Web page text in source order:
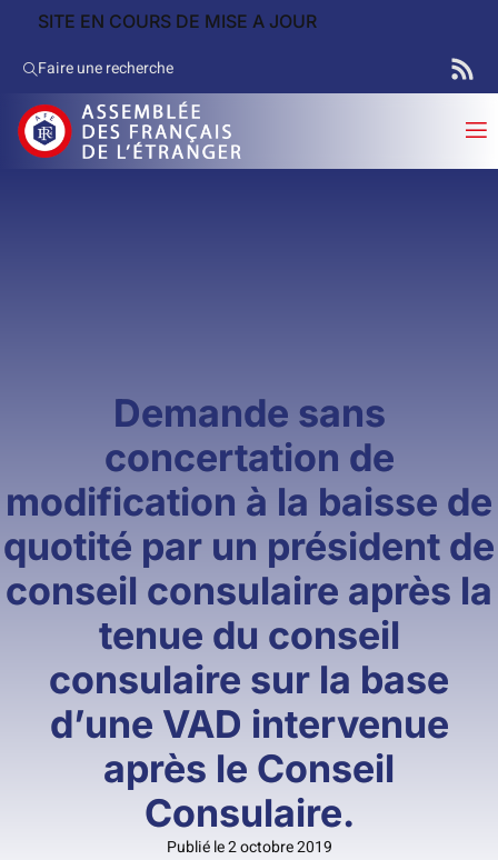
SITE EN COURS DE MISE A JOUR
Faire une recherche
Demande sans
concertation de
modification à la baisse de
quotité par un président de
conseil consulaire après la
tenue du conseil
consulaire sur la base
d’une VAD intervenue
après le Conseil
Consulaire.
Publié le 2 octobre 2019